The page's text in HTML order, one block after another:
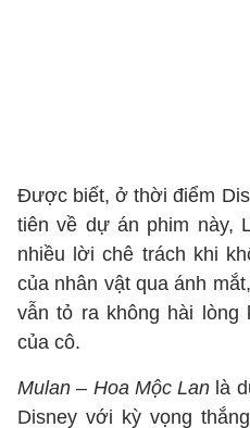
Được biết, ở thời điểm
tiên về dự án phim này,
nhiều lời chê trách khi
của nhân vật qua ánh
vẫn tỏ ra không hài
của cô.
Mulan – Hoa Mộc Lan là
Disney với kỳ vọng